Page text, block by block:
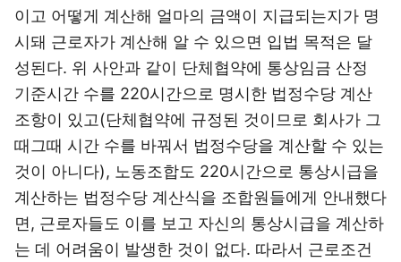
이고 어떻게 계산해 얼마의 금액이 지급되는지가 명
시돼 근로자가 계산해 알 수 있으면 입법 목적은 달
성된다. 위 사안과 같이 단체협약에 통상임금 산정
기준시간 수를 220시간으로 명시한 법정수당 계산
조항이 있고(단체협약에 규정된 것이므로 회사가 그
때그때 시간 수를 바꿔서 법정수당을 계산할 수 있는
것이 아니다), 노동조합도 220시간으로 통상시급을
계산하는 법정수당 계산식을 조합원들에게 안내했다
면, 근로자들도 이를 보고 자신의 통상시급을 계산하
는 데 어려움이 발생한 것이 없다. 따라서 근로조건